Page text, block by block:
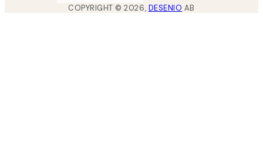
COPYRIGHT ©2026, DESENIO AB